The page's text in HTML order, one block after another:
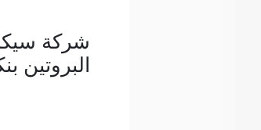
شركة
البروتين